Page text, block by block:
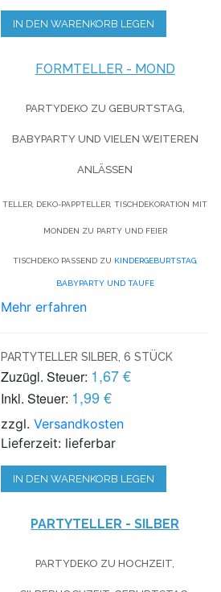
IN DEN WARENKORB LEGEN
FORMTELLER - MOND
PARTYDEKO ZU GEBURTSTAG,
BABYPARTY UND VIELEN WEITEREN
ANLÄSSEN
TELLER, DEKO-PAPPTELLER, TISCHDEKORATION MIT
MONDEN ZU PARTY UND FEIER
TISCHDEKO PASSEND ZU KINDERGEBURTSTAG,
BABYPARTY UND TAUFE
Mehr erfahren
PARTYTELLER SILBER, 6 STÜCK
Zuzügl. Steuer: 1,67 €
Inkl. Steuer: 1,99 €
zzgl.Versandkosten
Lieferzeit: lieferbar
IN DEN WARENKORB LEGEN
PARTYTELLER - SILBER
PARTYDEKO ZU HOCHZEIT,